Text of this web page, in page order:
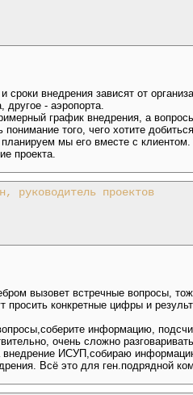
сроки внедрения зависят от
другое - аэропорта.
график внедрения, а
того, чего хотите
планируем мы его вместе с
проекта.
руководитель проектов
вызовет встречные вопросы,
просить конкретные цифры и
информацию,
очень сложно
ИСУП,собираю
Всё это для ген.подрядной